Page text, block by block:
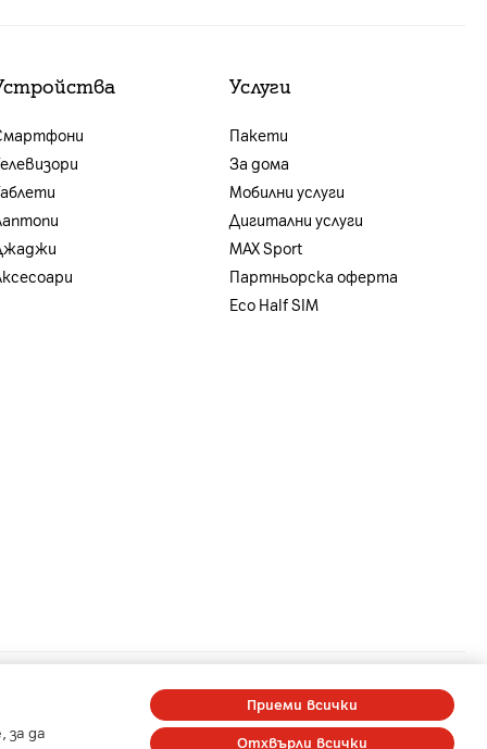
Услуги
Пакети
За дома
Мобилни услуги
Дигитални услуги
MAX Sport
Партньорска оферта
Eco Half SIM
Member of A1 Group
за да
Отхвърли всички
Приеми всички